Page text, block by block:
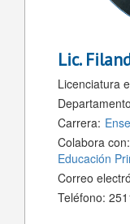
Lic.
Licenciatura
Carrera:
Colabora con:
Educación
Correo
Teléfono: